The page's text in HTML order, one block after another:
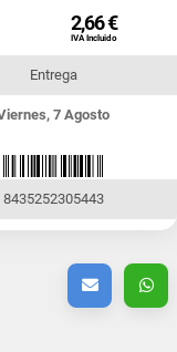
2,66 €
IVA Incluido
Entrega
7 Agosto
8435252305443